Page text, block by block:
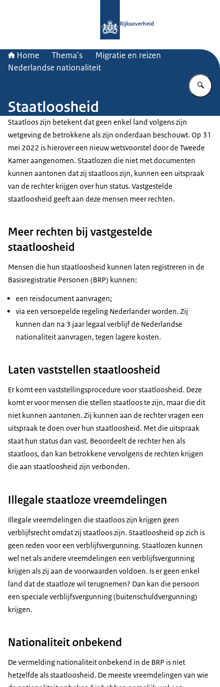
Rijksoverheid
Home Thema's
Migratie en reizen
Nederlandse nationaliteit
Staatloosheid
Staatloos zijn betekent dat geen enkel land volgens zijn
wetgeving de betrokkene als zijn onderdaan beschouwt. Op 31
mei 2022 is hierover een nieuw wetsvoorstel door de Tweede
Kamer aangenomen. Staatlozen die niet met documenten
kunnen aantonen dat zij staatloos zijn, kunnen een uitspraak
van de rechter krijgen over hun status. Vastgestelde
staatloosheid geeft aan deze mensen meer rechten.
Meer rechten bij vastgestelde
staatloosheid
Mensen die hun staatloosheid kunnen laten registreren in de
Basisregistratie Personen (BRP) kunnen:
een reisdocument aanvragen;
via een versoepelde regeling Nederlander worden. Zij
kunnen dan na 3 jaar legaal verblijf de Nederlandse
nationaliteit aanvragen, tegen lagere kosten.
Laten vaststellen staatloosheid
Er komt een vaststellingsprocedure voor staatloosheid. Deze
komt er voor mensen die stellen staatloos te zijn, maar die dit
niet kunnen aantonen. Zij kunnen aan de rechter vragen een
uitspraak te doen over hun staatloosheid. Met die uitspraak
staat hun status dan vast. Beoordeelt de rechter hen als
staatloos, dan kan betrokkene vervolgens de rechten krijgen
die aan staatloosheid zijn verbonden.
Illegale staatloze vreemdelingen
Illegale vreemdelingen die staatloos zijn krijgen geen
verblijfsrecht omdat zij staatloos zijn. Staatloosheid op zich is
geen reden voor een verblijfsvergunning. Staatlozen kunnen
wel net als andere vreemdelingen een verblijfsvergunning
krijgen als zij aan de voorwaarden voldoen. Is er geen enkel
land dat de staatloze wil terugnemen? Dan kan die persoon
een speciale verblijfsvergunning (buitenschuldvergunning)
krijgen.
Nationaliteit onbekend
De vermelding nationaliteit onbekend in de BRP is niet
hetzelfde als staatloosheid. De meeste vreemdelingen van wie